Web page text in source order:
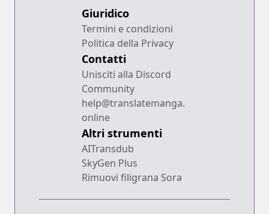
Giuridico
Termini e condizioni
Politica della Privacy
Contatti
Unisciti alla Discord
Community
help@translatemanga.
online
Altri strumenti
AITransdub
SkyGen Plus
Rimuovi filigrana Sora